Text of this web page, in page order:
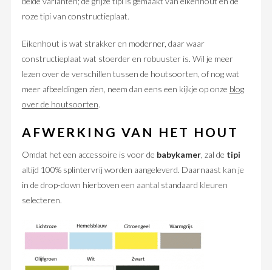
roze tipi van constructieplaat.
Eikenhout is wat strakker en moderner, daar waar
constructieplaat wat stoerder en robuuster is. Wil je meer
lezen over de verschillen tussen de houtsoorten, of nog wat
meer afbeeldingen zien, neem dan eens een kijkje op onze blog
over de houtsoorten.
AFWERKING VAN HET HOUT
Omdat het een accessoire is voor de babykamer, zal de tipi
altijd 100% splintervrij worden aangeleverd. Daarnaast kan je
in de drop-down hierboven een aantal standaard kleuren
selecteren.